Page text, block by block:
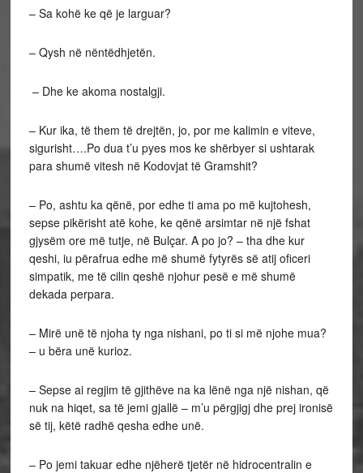
– Sa kohë ke që je larguar?
– Qysh në nëntëdhjetën.
– Dhe ke akoma nostalgji.
– Kur ika, të them të drejtën, jo, por me kalimin e viteve,
sigurisht….Po dua t’u pyes mos ke shërbyer si ushtarak
para shumë vitesh në Kodovjat të Gramshit?
– Po, ashtu ka qënë, por edhe ti ama po më kujtohesh,
sepse pikërisht atë kohe, ke qënë arsimtar në një fshat
gjysëm ore më tutje, në Bulçar. A po jo? – tha dhe kur
qeshi, iu përafrua edhe më shumë fytyrës së atij oficeri
simpatik, me të cilin qeshë njohur pesë e më shumë
dekada perpara.
– Mirë unë të njoha ty nga nishani, po ti si më njohe mua?
– u bëra unë kurioz.
– Sepse ai regjim të gjithëve na ka lënë nga një nishan, që
nuk na hiqet, sa të jemi gjallë – m’u përgjigj dhe prej ironisë
së tij, këtë radhë qesha edhe unë.
– Po jemi takuar edhe njëherë tjetër në hidrocentralin e